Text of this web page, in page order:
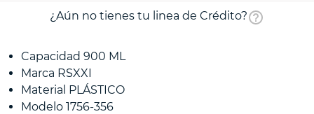
¿Aún no tienes tu linea de Crédito?
Capacidad 900 ML
Marca RSXXI
Material PLÁSTICO
Modelo 1756-356